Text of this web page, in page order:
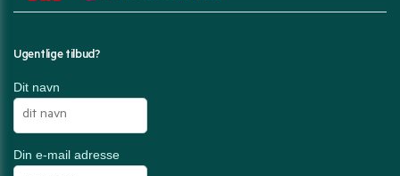
Ugentlige tilbud?
Dit navn
Din e-mail adresse